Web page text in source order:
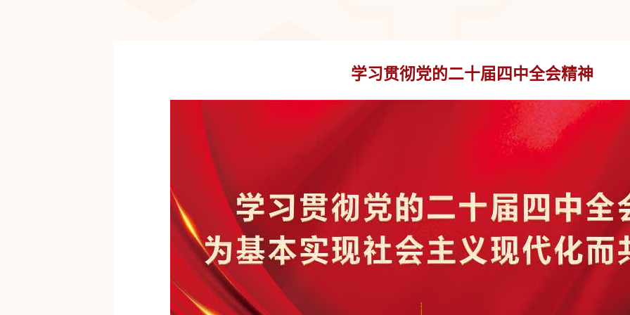
学习贯彻党的二十届四中全会精神